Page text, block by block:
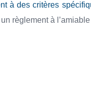
à des critères
règlement à